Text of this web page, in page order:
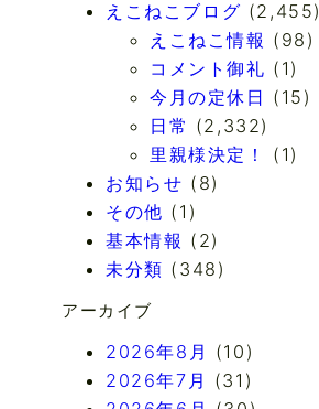
えこねこブログ (2,455)
えこねこ情報 (98)
コメント御礼 (1)
今月の定休日 (15)
日常 (2,332)
里親様決定！
(1)
お知らせ (8)
その他 (1)
基本情報 (2)
未分類 (348)
アーカイブ
2026年8月 (10)
2026年7月 (31)